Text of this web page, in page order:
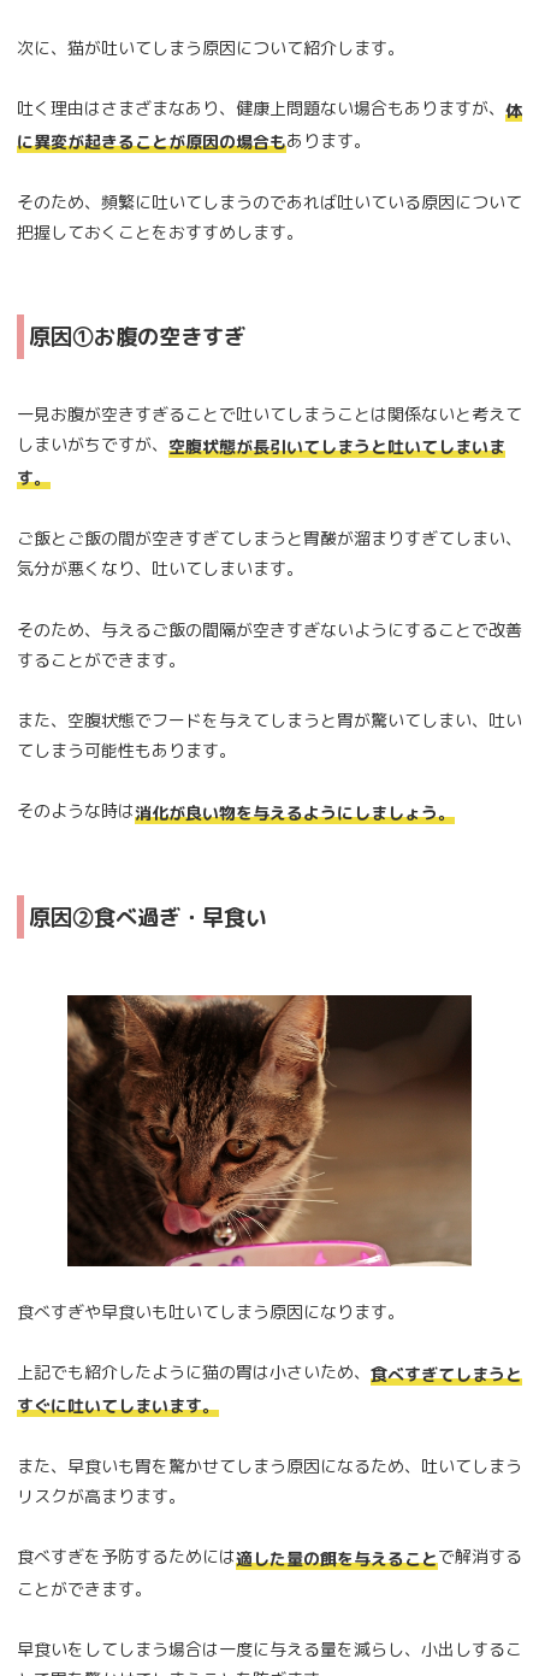
次に、猫が吐いてしまう原因について紹介します。
吐く理由はさまざまなあり、健康上問題ない場合もありますが、 体
に異変が起きることが原因の場合もあります。
そのため、頻繁に吐いてしまうのであれば吐いている原因について
把握しておくことをおすすめします。
原因①お腹の空きすぎ
一見お腹が空きすぎることで吐いてしまうことは関係ないと考えて
しまいがちですが、 空腹状態が長引いてしまうと吐いてしまいま
す。
ご飯とご飯の間が空きすぎてしまうと胃酸が溜まりすぎてしまい、
気分が悪くなり、吐いてしまいます。
そのため、与えるご飯の間隔が空きすぎないようにすることで改善
することができます。
また、空腹状態でフードを与えてしまうと胃が驚いてしまい、吐い
てしまう可能性もあります。
そのような時は消化が良い物を与えるようにしましょう。
原因②食べ過ぎ・早食い
食べすぎや早食いも吐いてしまう原因になります。
上記でも紹介したように猫の胃は小さいため、 食べすぎてしまうと
すぐに吐いてしまいます。
また、早食いも胃を驚かせてしまう原因になるため、吐いてしまう
リスクが高まります。
食べすぎを予防するためには適した量の餌を与えることで解消する
ことができます。
早食いをしてしまう場合は一度に与える量を減らし、小出しするこ